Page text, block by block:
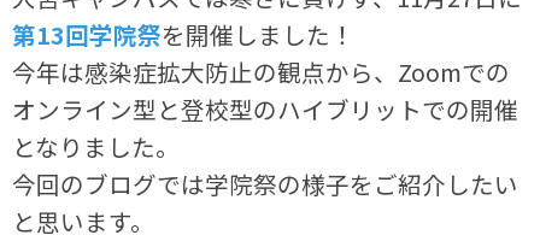
第13回学院祭を開催しました！
今年は感染症拡大防止の観点から、Zoomでの
オンライン型と登校型のハイブリットでの開催
となりました。
今回のブログでは学院祭の様子をご紹介したい
と思います。